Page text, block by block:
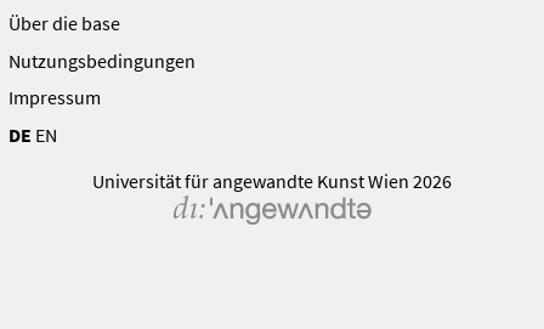
Über die base
Nutzungsbedingungen
Impressum
DE EN
Universität für angewandte Kunst Wien 2026